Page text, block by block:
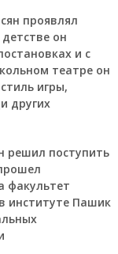
проявлял
он
и с
театре он
игры,
других
решил поступить
факультет
институте Пашик